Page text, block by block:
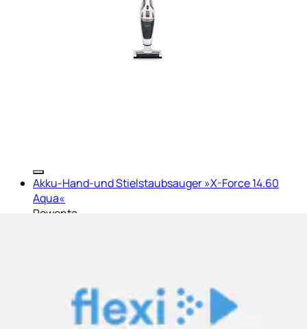
Akku-Hand-und Stielstaubsauger »X-Force 14.60
Aqua«
Rowenta